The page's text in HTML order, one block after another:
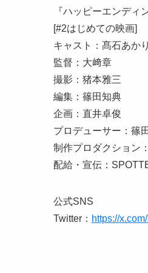
『ハッピーエンディ
[#2はじめての映画]
キャスト：髙石あか
監督：大﨑章
撮影：猪本雅三
編集：篠田知典
企画：直井卓俊
プロデューサー：篠
制作プロダクション
配給・宣伝：
公式SNS
Twitter： https://